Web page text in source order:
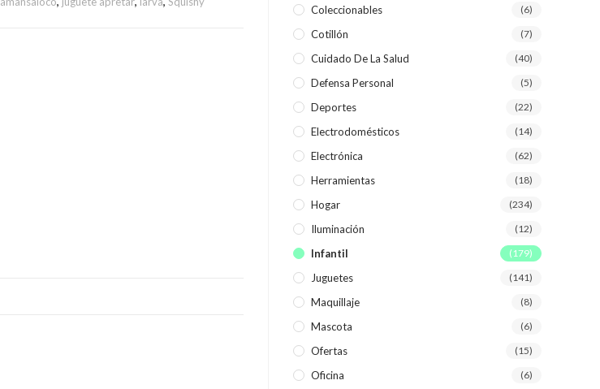
Coleccionables (6)
Cotillón (7)
Cuidado De La Salud (40)
Defensa Personal (5)
Deportes (22)
Electrodomésticos (14)
Electrónica (62)
Herramientas (18)
Hogar (234)
Iluminación (12)
Infantil (179)
Juguetes (141)
Maquillaje (8)
Mascota (6)
Ofertas (15)
Oficina (6)